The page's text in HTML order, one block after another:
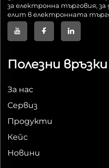
за електронна търговия,
елит в електронната
Полезни връзки
За нас
Сервиз
Продукти
Кейс
Новини